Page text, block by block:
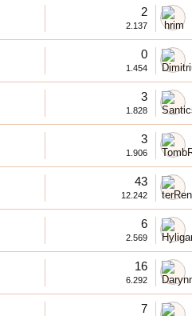
2
2.137
0
1.454
3
1.828
3
1.906
43
12.242
6
2.569
16
6.292
7